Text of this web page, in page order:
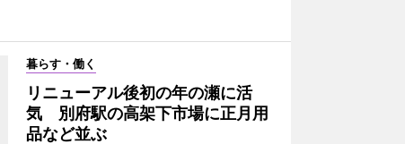
暮らす・働く
リニューアル後初の年の瀬に活
気 別府駅の高架下市場に正月用
品など並ぶ